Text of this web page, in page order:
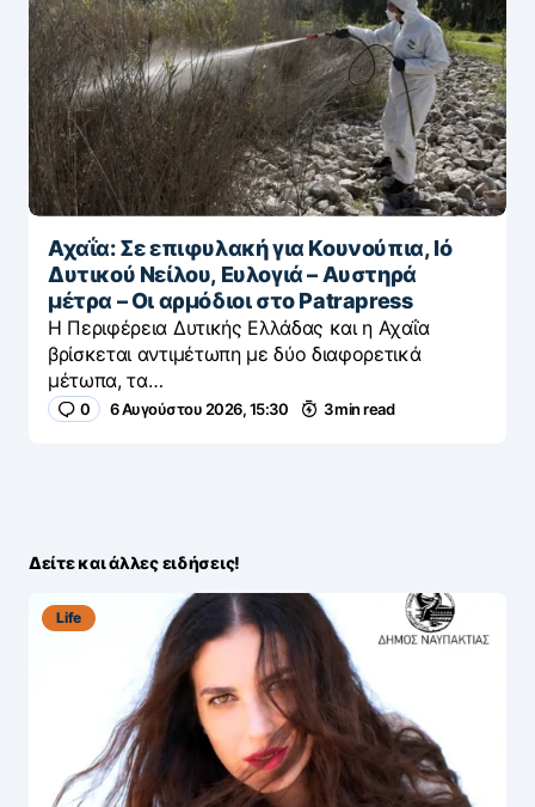
Αχαΐα: Σε επιφυλακή για Κουνούπια, Ιό
Δυτικού Νείλου, Ευλογιά – Αυστηρά
μέτρα – Οι αρμόδιοι στο Patrapress
Η Περιφέρεια Δυτικής Ελλάδας και η Αχαΐα
βρίσκεται αντιμέτωπη με δύο διαφορετικά
μέτωπα, τα…
0 6 Αυγούστου 2026, 15:30 3 min read
Δείτε και άλλες ειδήσεις!
Life